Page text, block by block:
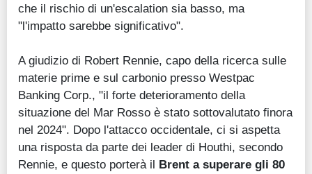
che il rischio di un'escalation sia basso, ma
"l'impatto sarebbe significativo".
A giudizio di Robert Rennie, capo della ricerca sulle
materie prime e sul carbonio presso Westpac
Banking Corp., "il forte deterioramento della
situazione del Mar Rosso è stato sottovalutato finora
nel 2024". Dopo l'attacco occidentale, ci si aspetta
una risposta da parte dei leader di Houthi, secondo
Rennie, e questo porterà il Brent a superare gli 80